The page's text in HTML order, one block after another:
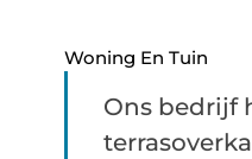
Woning En Tuin
Ons bedrijf